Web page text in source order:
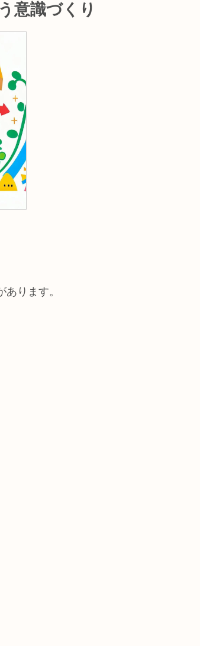
意識づくり
ります。